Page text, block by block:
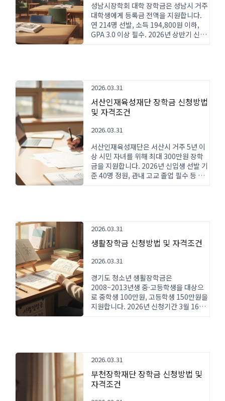
성남시장학회 대학 장학금은 성남시 거주
대학생에게 등록금 전액을 지원합니다.
연 214명 선발, 소득 194,800원 이하,
GPA 3.0 이상 필수. 2026년 상반기 신청
2026.03.31
서산인재육성재단 장학금 신청방법
및 자격조건
2026.03.31
서산인재육성재단은 서산시 거주 5년 이
상 시민 자녀를 위해 최대 300만원 장학
금을 지원합니다. 2026년 신입생 선발 기
준 40명 정원, 관내 고교 졸업 필수 등 신
2026.03.31
생활장학금 신청방법 및 자격조건
2026.03.31
경기도 청소년 생활장학금은
2008~2013년생 중·고등학생을 대상으
로 중학생 100만원, 고등학생 150만원을
지원합니다. 2026년 신청기간 3월 16일
2026.03.31
부천장학재단 장학금 신청방법 및
자격조건